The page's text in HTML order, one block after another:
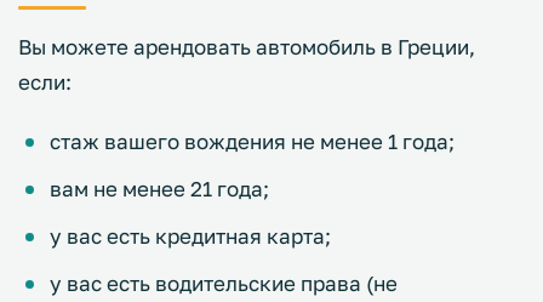
Вы можете арендовать автомобиль в Греции,
если:
стаж вашего вождения не менее 1 года;
вам не менее 21 года;
у вас есть кредитная карта;
у вас есть водительские права (не